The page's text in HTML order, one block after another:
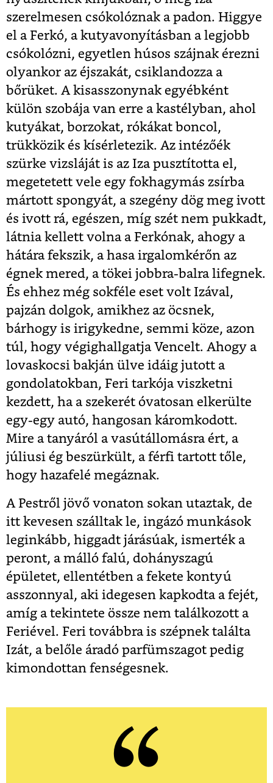
szerelmesen csókolóznak a padon. Higgye
el a Ferkó, a kutyavonyításban a legjobb
csókolózni, egyetlen húsos szájnak érezni
olyankor az éjszakát, csiklandozza a
bőrüket. A kisasszonynak egyébként
külön szobája van erre a kastélyban, ahol
kutyákat, borzokat, rókákat boncol,
trükközik és kísérletezik. Az intézőék
szürke vizsláját is az Iza pusztította el,
megetetett vele egy fokhagymás zsírba
mártott spongyát, a szegény dög meg ivott
és ivott rá, egészen, míg szét nem pukkadt,
látnia kellett volna a Ferkónak, ahogy a
hátára fekszik, a hasa irgalomkérőn az
égnek mered, a tökei jobbra-balra lifegnek.
És ehhez még sokféle eset volt Izával,
pajzán dolgok, amikhez az öcsnek,
bárhogy is irigykedne, semmi köze, azon
túl, hogy végighallgatja Vencelt. Ahogy a
lovaskocsi bakján ülve idáig jutott a
gondolatokban, Feri tarkója viszketni
kezdett, ha a szekerét óvatosan elkerülte
egy-egy autó, hangosan káromkodott.
Mire a tanyáról a vasútállomásra ért, a
júliusi ég beszürkült, a férfi tartott tőle,
hogy hazafelé megáznak.
A Pestről jövő vonaton sokan utaztak, de
itt kevesen szálltak le, ingázó munkások
leginkább, higgadt járásúak, ismerték a
peront, a málló falú, dohányszagú
épületet, ellentétben a fekete kontyú
asszonnyal, aki idegesen kapkodta a fejét,
amíg a tekintete össze nem találkozott a
Feriével. Feri továbbra is szépnek találta
Izát, a belőle áradó parfümszagot pedig
kimondottan fenségesnek.